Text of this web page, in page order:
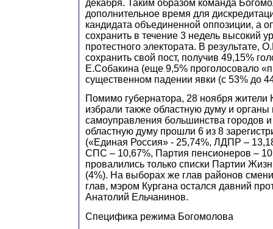
декабря. Таким образом команда
дополнительное время для
кандидата объединенной оппозиции, а
сохранить в течение 3 недель высокий
протестного электората. В результате,
сохранить свой пост, получив 49,15%
Е.Собакина (еще 9,5% проголосовало
существенном падении явки (с 53% до
Помимо губернатора, 28 ноября жители
избрали также областную думу и органы
самоуправления большинства городов
областную думу прошли 6 из 8
(«Единая Россия» - 25,74%, ЛДПР –
СПС – 10,67%, Партия пенсионеров –
провалились только списки Партии
(4%). На выборах же глав районов
глав, мэром Кургана остался давний
Анатолий Ельчанинов.
Специфика режима Богомолова